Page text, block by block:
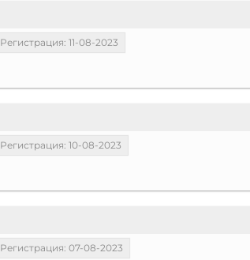
Регистрация: 11-08-2023
Регистрация: 10-08-2023
Регистрация: 07-08-2023